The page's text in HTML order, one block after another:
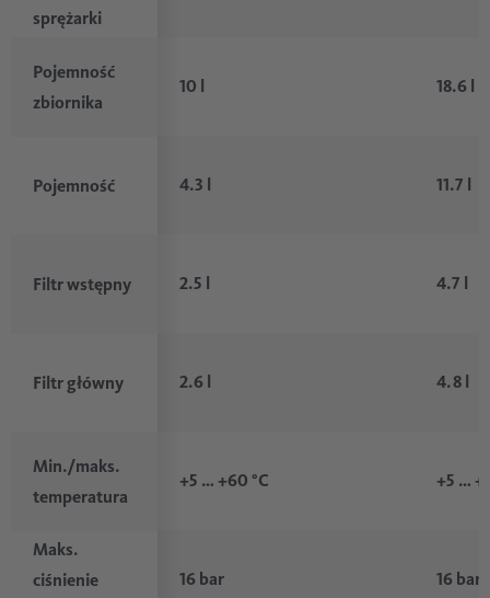
sprężarki
Pojemność
zbiornika
Pojemność
Filtr wstępny
Filtr główny
Min./maks.
temperatura
Maks.
ciśnienie
10 l
4.3 l
2.5 l
2.6 l
+5 … +60 °C
16 bar
18.6 l
11.7 l
4.7 l
4.8 l
+5 …
16 bar